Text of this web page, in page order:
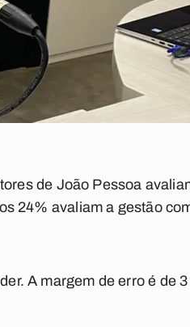
de João Pessoa
24% avaliam a gestão
A margem de erro é de